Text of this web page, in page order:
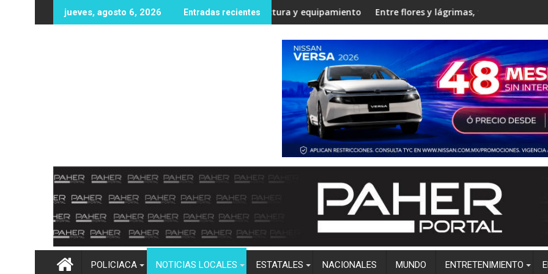
al
jueves, agosto 6, 2026 Entradas recientes
oportunidades educativas con posible sede de la UPES en Angostura
UAS fortalece infraestructura y equipamiento en la Unidad Regional Centro Norte rumbo al ciclo escolar
Entre flores y lágrimas, familiares y amigos despiden a
POLICIACA NOTICIAS LOCALES ESTATALES NACIONALES MUNDO ENTRETENIMIENTO